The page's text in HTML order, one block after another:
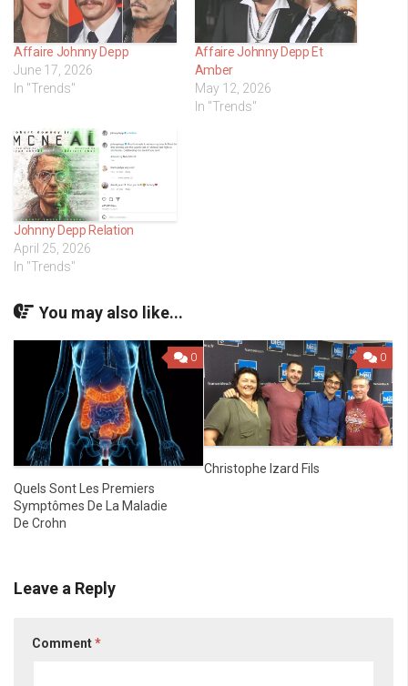
Affaire Johnny Depp
June 17, 2026
In "Trends"
Affaire Johnny Depp Et
Amber
May 12, 2026
In "Trends"
Johnny Depp Relation
April 25, 2026
In "Trends"
You may also like...
0
Quels Sont Les Premiers
Symptômes De La Maladie
De Crohn
0
Christophe Izard Fils
Leave a Reply
Comment*